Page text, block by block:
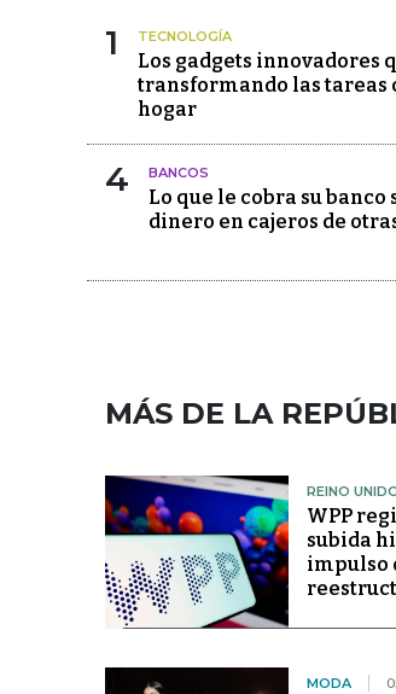
1 TECNOLOGÍA
Los gadgets innovadores
transformando las tareas
hogar
4 BANCOS
Lo que le cobra su
dinero en cajeros de
MÁS DE LA
REINO
WPP
subida
impulso
MODA